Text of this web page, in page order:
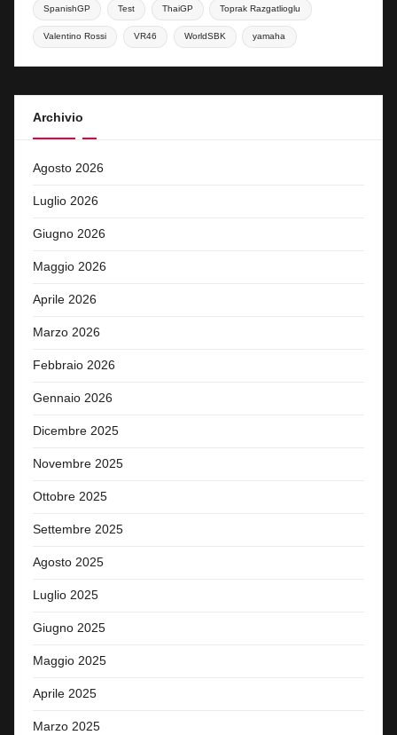
SpanishGP Test ThaiGP Toprak Razgatlioglu
Valentino Rossi VR46 WorldSBK yamaha
Archivio
Agosto 2026
Luglio 2026
Giugno 2026
Maggio 2026
Aprile 2026
Marzo 2026
Febbraio 2026
Gennaio 2026
Dicembre 2025
Novembre 2025
Ottobre 2025
Settembre 2025
Agosto 2025
Luglio 2025
Giugno 2025
Maggio 2025
Aprile 2025
Marzo 2025